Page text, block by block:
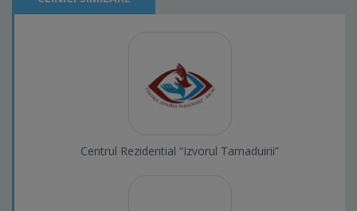
Centrul Rezidential “Izvorul Tamaduirii”